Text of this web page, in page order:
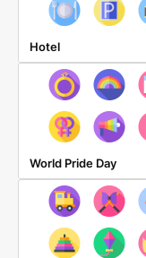
Hotel
World Pride Day